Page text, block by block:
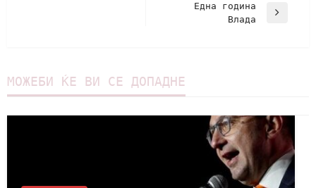
Eдна година
Влада
МОЖЕБИ ЌЕ ВИ СЕ ДОПАДНЕ